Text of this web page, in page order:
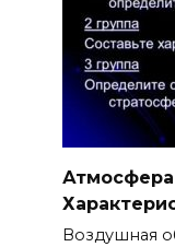
Воздушная